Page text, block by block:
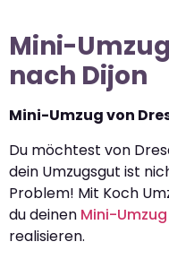
Mini-
nach Dijon
Mini-Umzug von
Du möchtest von
dein Umzugsgut ist
Problem! Mit Koch
du deinen Mini-Umzug
realisieren.